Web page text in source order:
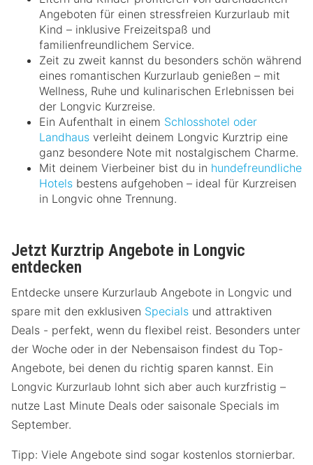
Angeboten für einen stressfreien Kurzurlaub mit
Kind – inklusive Freizeitspaß und
familienfreundlichem Service.
Zeit zu zweit kannst du besonders schön während
eines romantischen Kurzurlaub genießen – mit
Wellness, Ruhe und kulinarischen Erlebnissen bei
der Longvic Kurzreise.
Ein Aufenthalt in einem Schlosshotel oder
Landhaus verleiht deinem Longvic Kurztrip eine
ganz besondere Note mit nostalgischem Charme.
Mit deinem Vierbeiner bist du in hundefreundliche
Hotels bestens aufgehoben – ideal für Kurzreisen
in Longvic ohne Trennung.
Jetzt Kurztrip Angebote in Longvic
entdecken
Entdecke unsere Kurzurlaub Angebote in Longvic und
spare mit den exklusiven Specials und attraktiven
Deals - perfekt, wenn du flexibel reist. Besonders unter
der Woche oder in der Nebensaison findest du Top-
Angebote, bei denen du richtig sparen kannst. Ein
Longvic Kurzurlaub lohnt sich aber auch kurzfristig –
nutze Last Minute Deals oder saisonale Specials im
September.
Tipp: Viele Angebote sind sogar kostenlos stornierbar.